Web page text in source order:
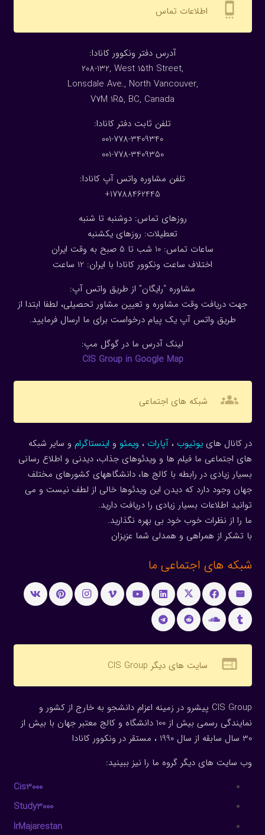
settings_cell اطلاعات تماس
:آدرس دفتر ونکوور کانادا
208-132, West 15th Street,
Lonsdale Ave., North Vancouver,
V7M 1R5, BC, Canada
:تلفن ثابت دفتر کانادا
001-778-3409340
001-778-3409350
تلفن مشاوره واتس آپ کانادا:
17788462445+
روزهای تماس: دوشنبه تا شنبه
تعطیلات: روزهای یکشنبه
ساعات تماس: 10 شب تا 5 صبح به وقت ایران
اختلاف ساعت ونکوور کانادا با ایران: 1 2 ساعت
مشاوره “رایگان” از طریق واتس آپ:
جهت دریافت وقت مشاوره و تعیین مشاور تحصیلی، لطفا ابتدا از
طریق واتس آپ یک پیام درخواست برای ما ارسال فرمایید.
لینک آدرس ما در گوگل مپ:
CIS Group in Google Map
groups شبکه های اجتماعی
در کانال هاییوتیوب ، آپارات ، ویمئو و اینستاگرام و سایر شبکه
های اجتماعی ما فیلم ها و ویدئوهای جذاب، دیدنی و اطلاع رسانی
بسیار زیادی در رابطه با کالج ها، دانشگاههای کشورهای مختلف
جهان وجود دارد که دیدن این ویدئوها خالی از لطف نیست و می
توانید اطلاعات بسیار زیادی را دریافت دارید.
ما را از نظرات خوب خود بی بهره نگذارید.
با تشکر از همراهی و همدلی شما عزیزان
شبکه های اجتماعی ما
web سایت های دیگر CIS Group
CIS Group پیشرو در زمینه اعزام دانشجو به خارج از کشور و
نمایندگی رسمی بیش از 100 دانشگاه و کالج معتبر جهان با بیش از
30 سال سابقه از سال 1990 ، مستقر در ونکوور کانادا
وب سایت های دیگر گروه ما را نیز ببینید:
Cis3000
Study3000
IrMajarestan